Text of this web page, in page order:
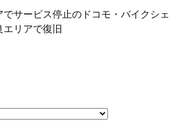
でサービス停止のドコモ・バイクシェ
エリアで復旧